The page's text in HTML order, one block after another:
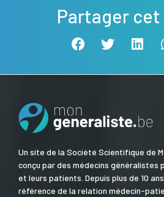
Partager
Un site de la Société Scientifique de
conçu par des médecins généralistes
et leurs patients. Depuis plus de 10
référence de la relation médecin-